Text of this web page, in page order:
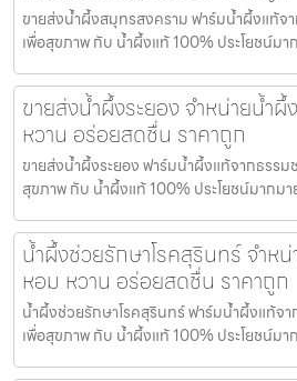
ขายส่งน้ำผึ้งสมุทรสงคราม ฟาร์มน้ำผึ้งแท้จ
เพื่อสุขภาพ กับ น้ำผึ้งแท้ 100% ประโยชน์มา
ขายส่งน้ำผึ้งระยอง จำหน่ายน้ำ
หวาน อร่อยสดชื่น ราคาถูก
ขายส่งน้ำผึ้งระยอง ฟาร์มน้ำผึ้งแท้จากธรรม
สุขภาพ กับ น้ำผึ้งแท้ 100% ประโยชน์มากม
น้ำผึ้งช่วยรักษาโรคสุรินทร์ จำห
หอม หวาน อร่อยสดชื่น ราคาถูก
น้ำผึ้งช่วยรักษาโรคสุรินทร์ ฟาร์มน้ำผึ้งแท้จ
เพื่อสุขภาพ กับ น้ำผึ้งแท้ 100% ประโยชน์มา